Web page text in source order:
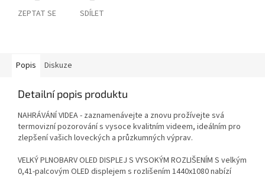
ZEPTAT SE SDÍLET
Popis Diskuze
Detailní popis produktu
NAHRÁVÁNÍ VIDEA - zaznamenávejte a znovu prožívejte svá
termovizní pozorování s vysoce kvalitním videem, ideálním pro
zlepšení vašich loveckých a průzkumných výprav.
VELKÝ PLNOBARV OLED DISPLEJ S VYSOKÝM ROZLIŠENÍM S velkým
0,41-palcovým OLED displejem s rozlišením 1440x1080 nabízí